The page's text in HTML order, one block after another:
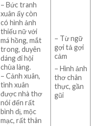
– Bức tranh
xuân ấy còn
có hình ảnh
thiếu nữ với
má hồng, mắt
trong, duyên
dáng đi hội
chùa làng.
– Cảnh xuân,
tình xuân
được nhà thơ
nói đến rất
bình dị, mộc
mạc, rất thân
– Từ ngữ
gợi tả gợi
cảm
– Hình ảnh
thơ chân
thực, gần
gũi